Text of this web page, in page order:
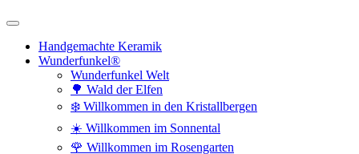
Handgemachte Keramik
Wunderfunkel®
Wunderfunkel Welt
🌳 Wald der Elfen
❄️ Willkommen in den Kristallbergen
☀️ Willkommen im Sonnental
🌹 Willkommen im Rosengarten